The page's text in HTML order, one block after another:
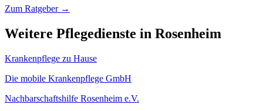
Zum Ratgeber →
Weitere Pflegedienste in Rosenheim
Krankenpflege zu Hause
Die mobile Krankenpflege GmbH
Nachbarschaftshilfe Rosenheim e.V.